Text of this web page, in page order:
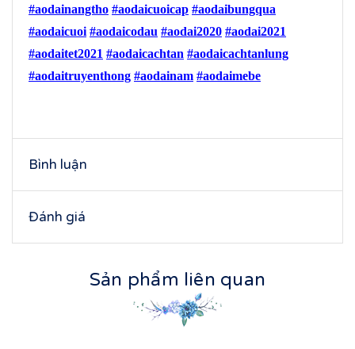
#aodainangtho #aodaicuoicap #aodaibungqua
#aodaicuoi #aodaicodau #aodai2020 #aodai2021
#aodaitet2021 #aodaicachtan #aodaicachtanlung
#aodaitruyenthong #aodainam #aodaimebe
Bình luận
Đánh giá
Sản phẩm liên quan